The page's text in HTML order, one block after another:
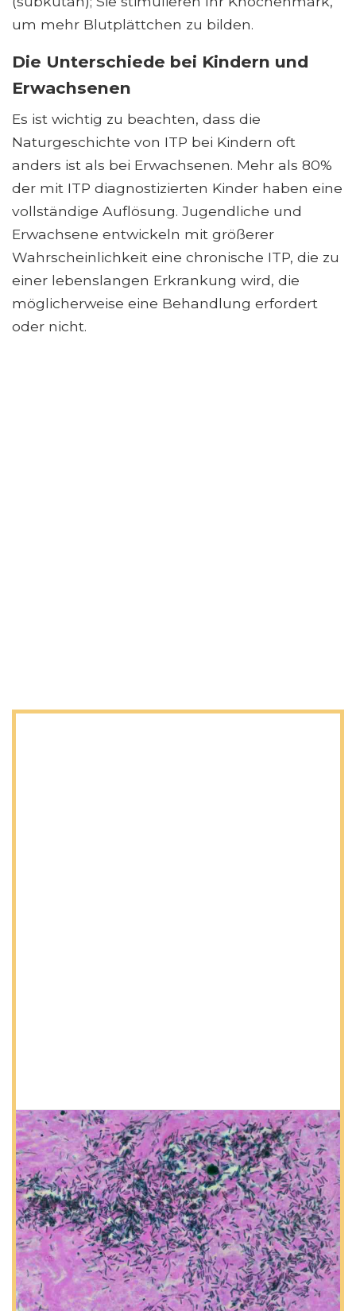
um mehr Blutplättchen zu bilden.
Die Unterschiede bei Kindern und
Erwachsenen
Es ist wichtig zu beachten, dass die
Naturgeschichte von ITP bei Kindern oft
anders ist als bei Erwachsenen. Mehr als 80%
der mit ITP diagnostizierten Kinder haben eine
vollständige Auflösung. Jugendliche und
Erwachsene entwickeln mit größerer
Wahrscheinlichkeit eine chronische ITP, die zu
einer lebenslangen Erkrankung wird, die
möglicherweise eine Behandlung erfordert
oder nicht.